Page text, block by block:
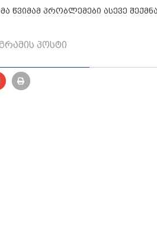
წვიმამ პრობლემები ასევე
პოსტი